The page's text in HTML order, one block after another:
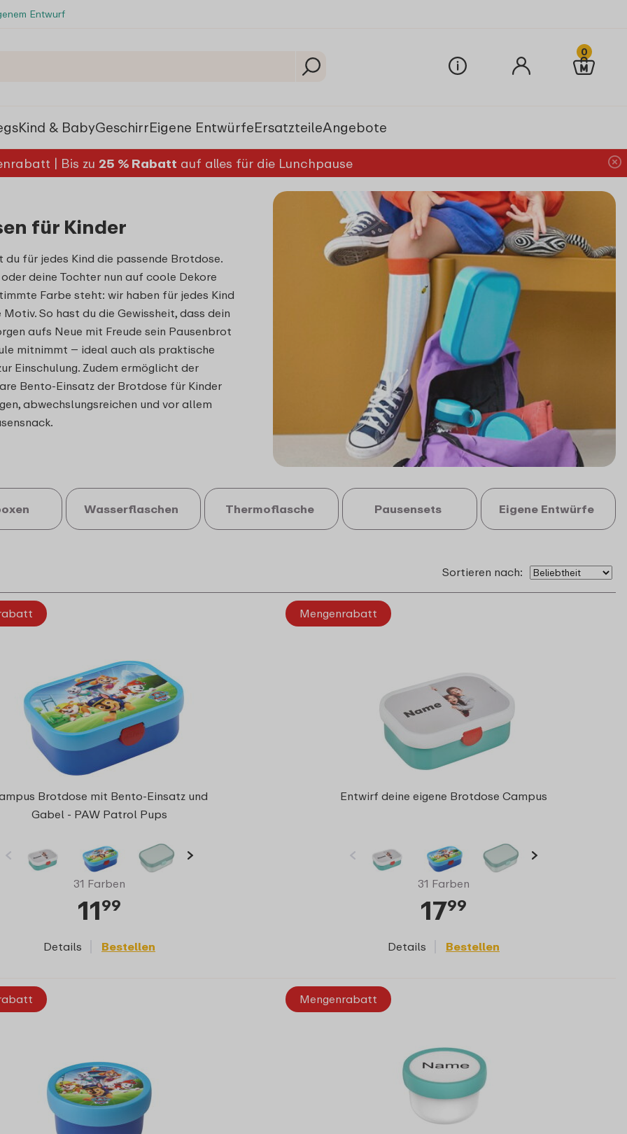
Entwurf
0
Kind & BabyGeschirrEigene EntwürfeErsatzteileAngebote
| Bis zu 25 % Rabatt auf alles für die Lunchpause
für Kinder
du für jedes Kind die passende Brotdose.
deine Tochter nun auf coole Dekore
Farbe steht: wir haben für jedes Kind
So hast du die Gewissheit, dass dein
aufs Neue mit Freude sein Pausenbrot
mitnimmt – ideal auch als praktische
Einschulung. Zudem ermöglicht der
Bento-Einsatz der Brotdose für Kinder
abwechslungsreichen und vor allem
Wasserflaschen Thermoflasche Pausensets Eigene Entwürfe
Sortieren nach:
Brotdose mit Bento-Einsatz und
Gabel - PAW Patrol Pups
31 Farben
1199
Details Bestellen
Mengenrabatt
Entwirf deine eigene Brotdose Campus
31 Farben
1799
Details Bestellen
Mengenrabatt